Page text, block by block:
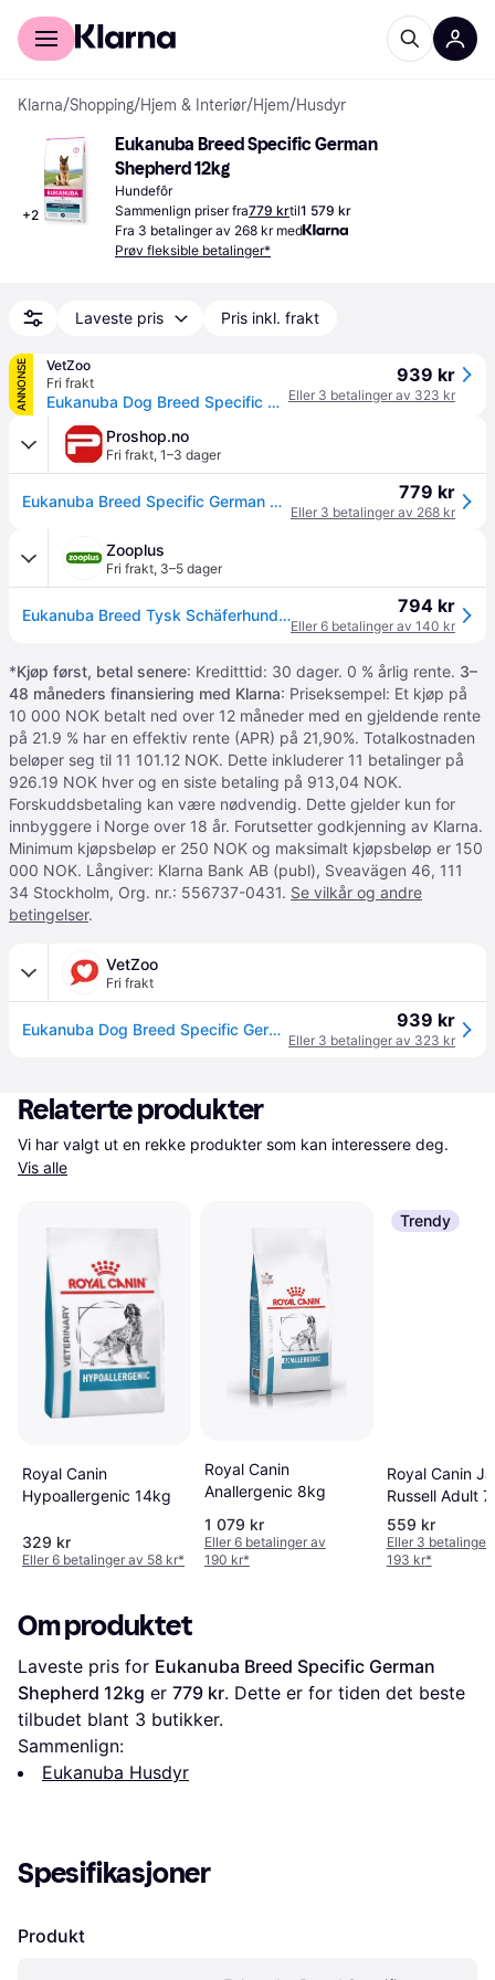
For kunder
Klarna/Shopping/Hjem & Interiør/Hjem/Husdyr
+2
Eukanuba Breed Specific German
Shepherd 12kg
Hundefôr
Sammenlign priser fra779 krtil1 579 kr
Fra 3 betalinger av 268 kr med
Prøv fleksible betalinger*
Laveste pris Pris inkl. frakt
ANNONSE
VetZoo
Fri frakt
Eukanuba Dog Breed Specific German Shepherd (12 kg)
939 kr
Eller 3 betalinger av 323 kr
Proshop.no
Fri frakt, 1–3 dager
Eukanuba Breed Specific German Shepherd Adult 12kg 779 kr
Eller 3 betalinger av 268 kr
Zooplus
Fri frakt, 3–5 dager
Eukanuba Breed Tysk Schäferhund tørrfôr - 12 kg 794 kr
Eller 6 betalinger av 140 kr
*Kjøp først, betal senere: Kreditttid: 30 dager. 0 % årlig rente. 3–
48 måneders finansiering med Klarna: Priseksempel: Et kjøp på
10 000 NOK betalt ned over 12 måneder med en gjeldende rente
på 21.9 % har en effektiv rente (APR) på 21,90%. Totalkostnaden
beløper seg til 11 101.12 NOK. Dette inkluderer 11 betalinger på
926.19 NOK hver og en siste betaling på 913,04 NOK.
Forskuddsbetaling kan være nødvendig. Dette gjelder kun for
innbyggere i Norge over 18 år. Forutsetter godkjenning av Klarna.
Minimum kjøpsbeløp er 250 NOK og maksimalt kjøpsbeløp er 150
000 NOK. Långiver: Klarna Bank AB (publ), Sveavägen 46, 111
34 Stockholm, Org. nr.: 556737-0431. Se vilkår og andre
betingelser.
VetZoo
Fri frakt
Eukanuba Dog Breed Specific German Shepherd (12 kg) 939 kr
Eller 3 betalinger av 323 kr
Relaterte produkter
Vis alle
Royal Canin
Hypoallergenic 14kg
329 kr
Eller 6 betalinger av 58 kr*
Royal Canin
Anallergenic 8kg
1 079 kr
Eller 6 betalinger av
190 kr*
Trendy
Royal Canin
Russell Adult
559 kr
Eller 3 betalinger
193 kr*
Om produktet
Laveste pris for Eukanuba Breed Specific German
Shepherd 12kg er 779 kr. Dette er for tiden det beste
tilbudet blant 3 butikker.
Sammenlign:
Eukanuba Husdyr
Spesifikasjoner
Produkt